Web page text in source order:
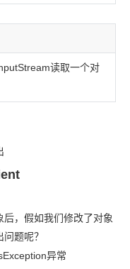
读取一个对
，假如我们修改了对象
题呢？
异常